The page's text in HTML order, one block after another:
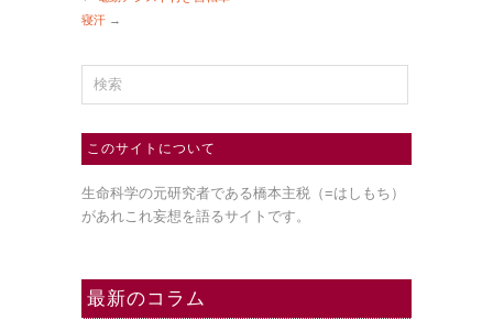
寝汗 →
このサイトについて
生命科学の元研究者である橋本主税（=はしもち）
があれこれ妄想を語るサイトです。
最新のコラム